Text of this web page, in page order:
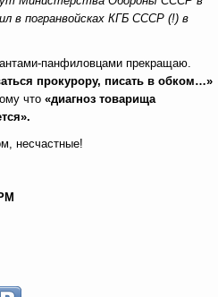
в погранвойсках КГБ СССР (!) в
панфиловцами прекращаю.
прокурору, писать в обком…»
что «диагноз товарища
несчастные!